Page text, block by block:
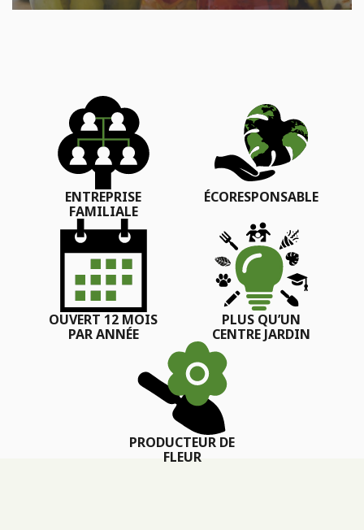
ENTREPRISE
FAMILIALE
ÉCORESPONSABLE
OUVERT 12 MOIS
PAR ANNÉE
PLUS QU’UN
CENTRE JARDIN
PRODUCTEUR DE
FLEUR